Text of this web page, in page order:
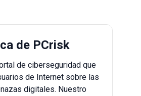
de PCrisk
de ciberseguridad que
de Internet sobre las
digitales. Nuestro